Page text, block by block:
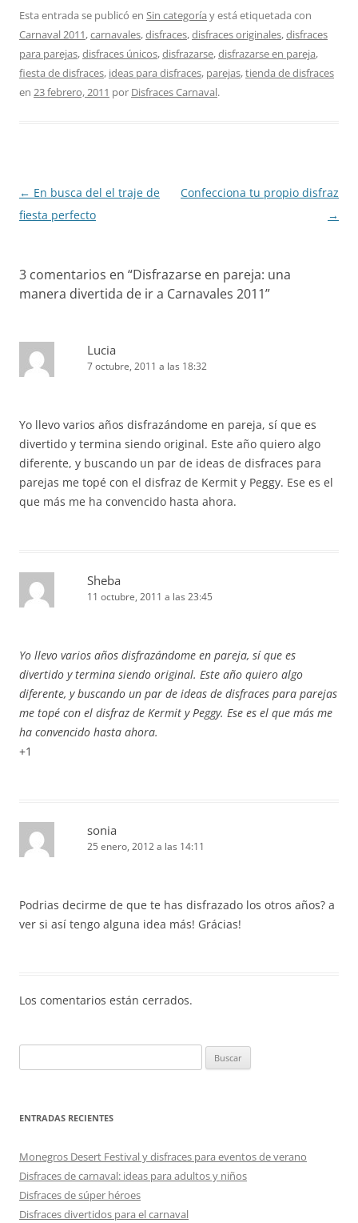
Esta entrada se publicó en Sin categoría y está etiquetada con
Carnaval 2011,carnavales,disfraces,disfraces originales,disfraces
para parejas,disfraces únicos,disfrazarse,disfrazarse en pareja,
fiesta de disfraces, ideas para disfraces, parejas,tienda de disfraces
en 23 febrero, 2011 por Disfraces Carnaval.
Navegación
de
← En busca del el traje de
fiesta perfecto
Confecciona tu propio disfraz
→
3 comentarios en “Disfrazarse en pareja: una
manera divertida de ir a Carnavales 2011”
Lucia
7 octubre, 2011 a las 18:32
Yo llevo varios años disfrazándome en pareja, sí que es
divertido y termina siendo original. Este año quiero algo
diferente, y buscando un par de ideas de disfraces para
parejas me topé con el disfraz de Kermit y Peggy. Ese es el
que más me ha convencido hasta ahora.
Sheba
11 octubre, 2011 a las 23:45
Yo llevo varios años disfrazándome en pareja, sí que es
divertido y termina siendo original. Este año quiero algo
diferente, y buscando un par de ideas de disfraces para parejas
me topé con el disfraz de Kermit y Peggy. Ese es el que más me
ha convencido hasta ahora.
+1
sonia
25 enero, 2012 a las 14:11
Podrias decirme de que te has disfrazado los otros años? a
ver si así tengo alguna idea más! Grácias!
Los comentarios están cerrados.
ENTRADAS RECIENTES
Monegros Desert Festival y disfraces para eventos de verano
Disfraces de carnaval: ideas para adultos y niños
Disfraces de súper héroes
Disfraces divertidos para el carnaval